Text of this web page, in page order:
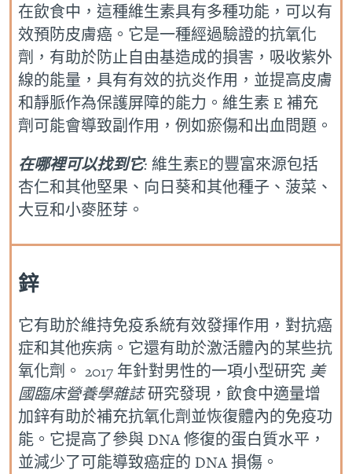
在飲食中，這種維生素具有多種功能，可以有
效預防皮膚癌。它是一種經過驗證的抗氧化
劑，有助於防止自由基造成的損害，吸收紫外
線的能量，具有有效的抗炎作用，並提高皮膚
和靜脈作為保護屏障的能力。維生素 E 補充
劑可能會導致副作用，例如瘀傷和出血問題。
在哪裡可以找到它: 維生素E的豐富來源包括
杏仁和其他堅果、向日葵和其他種子、菠菜、
大豆和小麥胚芽。
鋅
它有助於維持免疫系統有效發揮作用，對抗癌
症和其他疾病。它還有助於激活體內的某些抗
氧化劑。 2017 年針對男性的一項小型研究 美
國臨床營養學雜誌研究發現，飲食中適量增
加鋅有助於補充抗氧化劑並恢復體內的免疫功
能。它提高了參與 DNA 修復的蛋白質水平，
並減少了可能導致癌症的 DNA 損傷。